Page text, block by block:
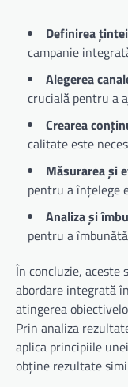
Definirea
campanie
Alegerea
crucială pentru a
Crearea
calitate este
Măsurarea și
pentru a înțelege
Analiza și
pentru a
În concluzie, aceste
abordare integrată
atingerea
Prin analiza
aplica principiile
obține rezultate